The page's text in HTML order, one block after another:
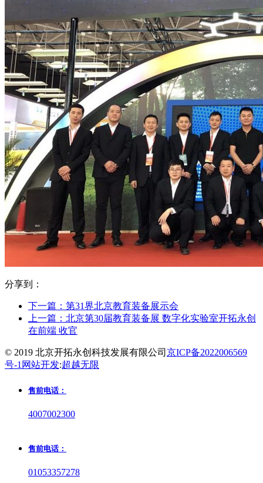
分享到：
下一篇： 第31界北京教育装备展示会
上一篇： 北京第30届教育装备展 数字化实验室开拓永创
在前端 收官
© 2019 北京开拓永创科技发展有限公司 京ICP备2022006569
号-1 网站开发:超越无限
售前电话：
4007002300
售前电话：
01053357278